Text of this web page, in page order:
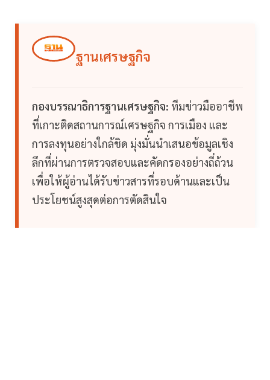
ฐานเศรษฐกิจ
กองบรรณาธิการฐานเศรษฐกิจ: ทีมข่าวมืออาชีพ
ที่เกาะติดสถานการณ์เศรษฐกิจ การเมือง และ
การลงทุนอย่างใกล้ชิด มุ่งมั่นนำเสนอข้อมูลเชิง
ลึกที่ผ่านการตรวจสอบและคัดกรองอย่างถี่ถ้วน
เพื่อให้ผู้อ่านได้รับข่าวสารที่รอบด้านและเป็น
ประโยชน์สูงสุดต่อการตัดสินใจ